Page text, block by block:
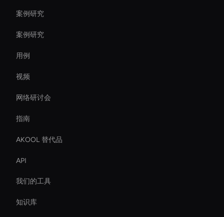
案例研究
案例研究
用例
视频
网络研讨会
指南
AKOOL 替代品
API
我们的工具
知识库